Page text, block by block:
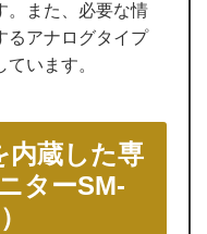
。また、必要な情
るアナログタイプ
います。
内蔵した専
ターSM-